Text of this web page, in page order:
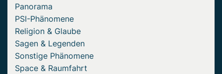
Panorama
PSI-Phänomene
Religion & Glaube
Sagen & Legenden
Sonstige Phänomene
Space & Raumfahrt